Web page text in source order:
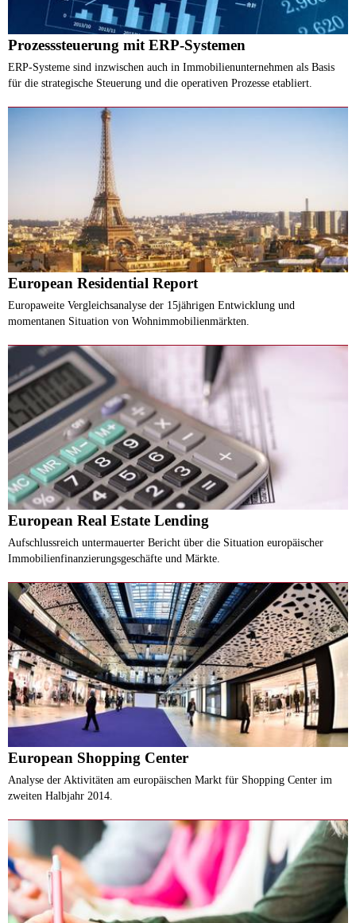
Prozesssteuerung mit ERP-Systemen
ERP-Systeme sind inzwischen auch in Immobilienunternehmen als Basis
für die strategische Steuerung und die operativen Prozesse etabliert.
European Residential Report
Europaweite Vergleichsanalyse der 15jährigen Entwicklung und
momentanen Situation von Wohnimmobilienmärkten.
European Real Estate Lending
Aufschlussreich untermauerter Bericht über die Situation europäischer
Immobilienfinanzierungsgeschäfte und Märkte.
European Shopping Center
Analyse der Aktivitäten am europäischen Markt für Shopping Center im
zweiten Halbjahr 2014.